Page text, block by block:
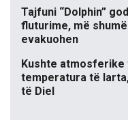
Tajfuni “Dolphin”
fluturime, më
evakuohen
Kushte atmosferike
temperatura të
të Diel